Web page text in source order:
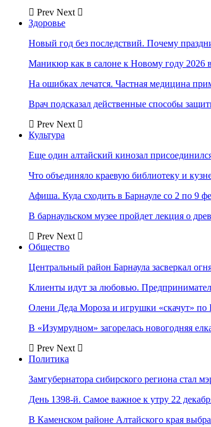
Prev Next
Здоровье
Новый год без последствий. Почему
Маникюр как в салоне к Новому году 2026
На ошибках лечатся. Частная медицина
Врач подсказал действенные способы
Prev Next
Культура
Еще один алтайский кинозал
Что объединяло краевую библиотеку и
Афиша. Куда сходить в Барнауле со 2 по 9
В барнаульском музее пройдет лекция о
Prev Next
Общество
Центральный район Барнаула засверкал
Клиенты идут за любовью.
Олени Деда Мороза и игрушки «скачут» по
В «Изумрудном» загорелась новогодняя
Prev Next
Политика
Замгубернатора сибирского региона стал
День 1398-й. Самое важное к утру 22
В Каменском районе Алтайского края